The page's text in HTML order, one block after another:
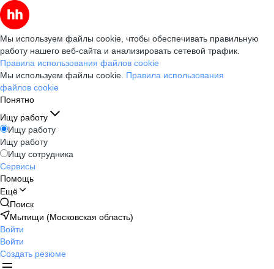
Мы используем файлы cookie, чтобы обеспечивать правильную
работу нашего веб-сайта и анализировать сетевой трафик.
Правила использования файлов cookie
Мы используем файлы cookie. Правила использования
файлов cookie
Понятно
Ищу работу
Ищу работу
Ищу работу
Ищу сотрудника
Сервисы
Помощь
Ещё
Поиск
Мытищи (Московская область)
Войти
Войти
Создать резюме